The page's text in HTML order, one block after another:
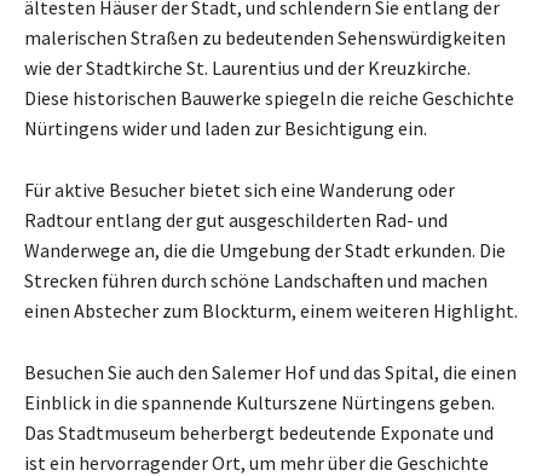
ältesten Häuser der Stadt, und schlendern Sie entlang der
malerischen Straßen zu bedeutenden Sehenswürdigkeiten
wie der Stadtkirche St. Laurentius und der Kreuzkirche.
Diese historischen Bauwerke spiegeln die reiche Geschichte
Nürtingens wider und laden zur Besichtigung ein.
Für aktive Besucher bietet sich eine Wanderung oder
Radtour entlang der gut ausgeschilderten Rad- und
Wanderwege an, die die Umgebung der Stadt erkunden. Die
Strecken führen durch schöne Landschaften und machen
einen Abstecher zum Blockturm, einem weiteren Highlight.
Besuchen Sie auch den Salemer Hof und das Spital, die einen
Einblick in die spannende Kulturszene Nürtingens geben.
Das Stadtmuseum beherbergt bedeutende Exponate und
ist ein hervorragender Ort, um mehr über die Geschichte